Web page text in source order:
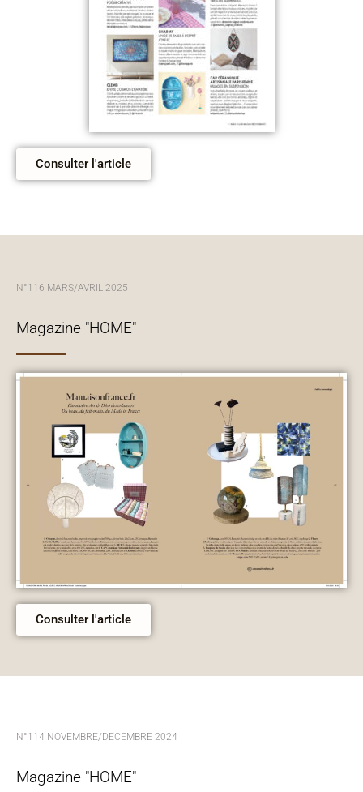
Consulter l'article
N°116 MARS/AVRIL 2025
Magazine "HOME"
Consulter l'article
N°114 NOVEMBRE/DECEMBRE 2024
Magazine "HOME"